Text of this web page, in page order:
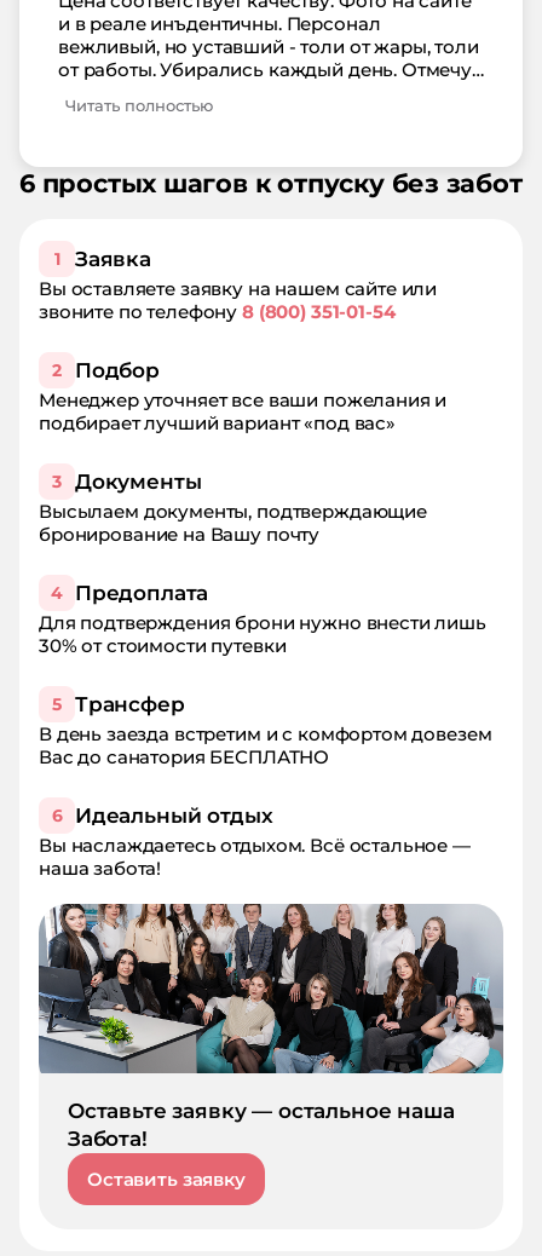
Бассейн очень понравился тоже - вода
прозрачная, чистая, проблем с лежаками не
было, хотя людей в отеле было много -
удивительно, что оказался номер свободен.
Еду не оформляли здесь - ели в столовой на
и в реале инъдентичны. Персонал
вежливый, но уставший - толи от жары, толи
от работы. Убирались каждый день. Отмечу
отделение для детей. Народу всегда много
обустраивались прям на газоне, под
деревцами - ну а что делать - жарило
микрушка. Расположение отеля - вообще
шикарное. Рядом чего только нету - мы и
посмотреть все не успели! Все в шаговой
доступности. Набережная, парки, музей
отеле вкусная, нам понравилась. Как в
детском саду. Моя оценка точно 5!
Читать полностью
6 простых шагов к отпуску без забот
1 Заявка
Вы оставляете заявку на нашем сайте или
звоните по телефону8 (800) 351-01-54
2 Подбор
Менеджер уточняет все ваши пожелания и
подбирает лучший вариант «под вас»
3 Документы
Высылаем документы, подтверждающие
бронирование на Вашу почту
4 Предоплата
Для подтверждения брони нужно внести лишь
30% от стоимости путевки
5 Трансфер
В день заезда встретим и с комфортом довезем
Вас до санатория БЕСПЛАТНО
6 Идеальный отдых
Вы наслаждаетесь отдыхом. Всё остальное —
наша забота!
Оставьте заявку — остальное наша
Забота!
Оставить заявку